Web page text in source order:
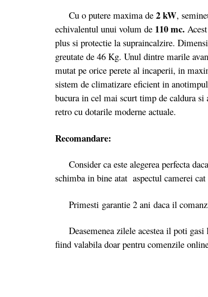
Cu o putere maxima de 2 kW,
echivalentul unui volum de 110 mc.
plus si protectie la supraincalzire.
greutate de 46 Kg. Unul dintre marile
mutat pe orice perete al incaperii, in
sistem de climatizare eficient in
bucura in cel mai scurt timp de caldura
retro cu dotarile moderne actuale.
Recomandare:
Consider ca este alegerea perfecta
schimba in bine atat aspectul camerei
Primesti garantie 2 ani daca il
Deasemenea zilele acestea il poti gasi
fiind valabila doar pentru comenzile